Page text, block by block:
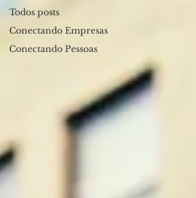
Todos posts
Conectando Empresas
Conectando Pessoas